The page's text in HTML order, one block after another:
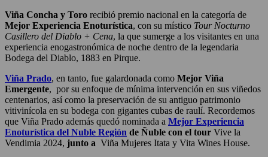
Viña Concha y Toro recibió premio nacional en la categoría de
Mejor Experiencia Enoturística, con su místico Tour Nocturno
Casillero del Diablo + Cena, la que sumerge a los visitantes en una
experiencia enogastronómica de noche dentro de la legendaria
Bodega del Diablo, 1883 en Pirque.
Viña Prado, en tanto, fue galardonada como Mejor Viña
Emergente, por su enfoque de mínima intervención en sus viñedos
centenarios, así como la preservación de su antiguo patrimonio
vitivinícola en su bodega con gigantes cubas de raulí. Recordemos
que Viña Prado además quedó nominada a Mejor Experiencia
Enoturística del Nuble Región de Ñuble con el tour Vive la
Vendimia 2024, junto a Viña Mujeres Itata y Vita Wines House.